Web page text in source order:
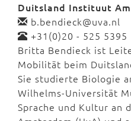
Duitsland Instituut
b.bendieck@uva.nl
+31(0)20 - 525 5395
Britta Bendieck ist
Mobilität beim
Sie studierte Biologie
Wilhelms-Universität
Sprache und Kultur an